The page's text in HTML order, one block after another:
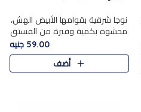
نوجا شرقية بقوامها الأبيض الهش،
محشوة بكمية وفيرة من الفستق
الفاخر لتمنحك نكهة غنية وقرمشة
مميزة في كل قطعة، لتجربة تجمع
بين الفخامة والمذاق..
59.00 جنيه
أضف